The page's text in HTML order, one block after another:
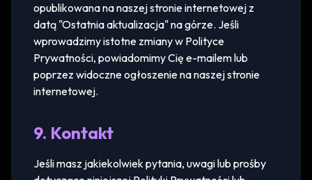
opublikowana na naszej stronie internetowej z
datą "Ostatnia aktualizacja" na górze. Jeśli
wprowadzimy istotne zmiany w Polityce
Prywatności, powiadomimy Cię e-mailem lub
poprzez widoczne ogłoszenie na naszej stronie
internetowej.
9. Kontakt
Jeśli masz jakiekolwiek pytania, uwagi lub prośby